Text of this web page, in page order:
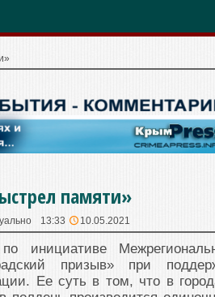
памяти»
13:33 10.05.2021
инициативе
призыв» при
Ее суть в том, что в